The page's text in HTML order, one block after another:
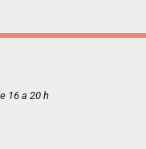
16 a 20 h